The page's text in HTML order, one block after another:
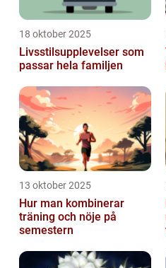
18 oktober 2025
Livsstilsupplevelser som
passar hela familjen
13 oktober 2025
Hur man kombinerar
träning och nöje på
semestern